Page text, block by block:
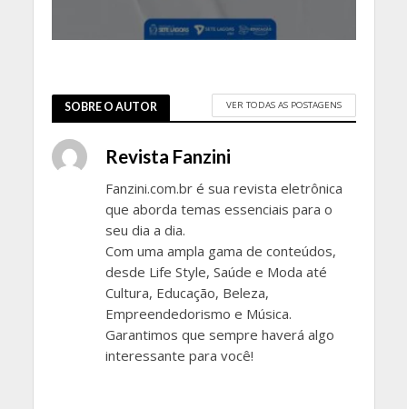
SOBRE O AUTOR VER TODAS AS POSTAGENS
Revista Fanzini
Fanzini.com.br é sua revista eletrônica
que aborda temas essenciais para o
seu dia a dia.
Com uma ampla gama de conteúdos,
desde Life Style, Saúde e Moda até
Cultura, Educação, Beleza,
Empreendedorismo e Música.
Garantimos que sempre haverá algo
interessante para você!